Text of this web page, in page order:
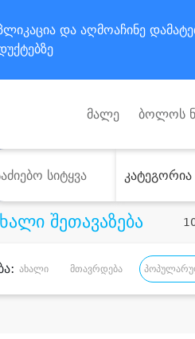
და აღმოაჩინე
მალე ბოლოს
კატეგორია
შეთავაზება
ახალი მთავრდება